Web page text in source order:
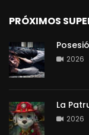
PRÓXIMOS
2026
La
2026